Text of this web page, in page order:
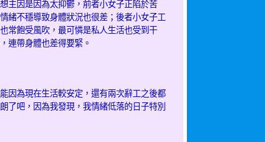
主因是因為太抑鬱，前者小女子正陷於苦
緒不穩導致身體狀況也很差；後者小女子工
常飽受風吹，最可憐是私人生活也受到干
連帶身體也差得要緊。
因為現在生活較安定，還有兩次辭工之後都
了吧，因為我發現，我情緒低落的日子特別